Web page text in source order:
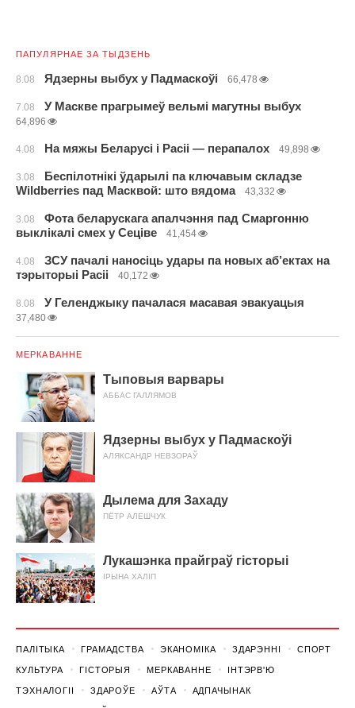
ПАПУЛЯРНАЕ ЗА ТЫДЗЕНЬ
8.08 Ядзерны выбух у Падмаскоўі 66,478
7.08 У Маскве прагрымеў вельмі магутны выбух
64,896
4.08 На мяжы Беларусі і Расіі — перапалох 49,898
3.08
Беспілотнікі ўдарылі па ключавым складзе
Wildberries пад Масквой: што вядома
43,332
3.08
Фота беларускага апалчэння пад Смаргонню
выклікалі смех у Сеціве
41,454
4.08
ЗСУ пачалі наносіць удары па новых аб’ектах на
тэрыторыі Расіі
40,172
8.08 У Геленджыку пачалася масавая эвакуацыя
37,480
МЕРКАВАННЕ
Тыповыя варвары
АББАС ГАЛЛЯМОВ
Ядзерны выбух у Падмаскоўі
АЛЯКСАНДР НЕВЗОРАЎ
Дылема для Захаду
ПЁТР АЛЕШЧУК
Лукашэнка прайграў гісторыі
ІРЫНА ХАЛІП
ПАЛІТЫКА ГРАМАДСТВА ЭКАНОМІКА ЗДАРЭННI СПОРТ
КУЛЬТУРА ГІСТОРЫЯ МЕРКАВАННЕ ІНТЭРВ'Ю
ТЭХНАЛОГІІ ЗДАРОЎЕ АЎТА АДПАЧЫНАК